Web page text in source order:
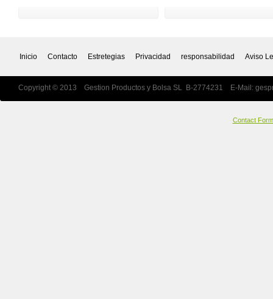
Inicio Contacto Estretegias Privacidad responsabilidad Aviso
Copyright © 2013 Gestion Productos y Bolsa SL B-2774231 E-Mail:
Contact Form